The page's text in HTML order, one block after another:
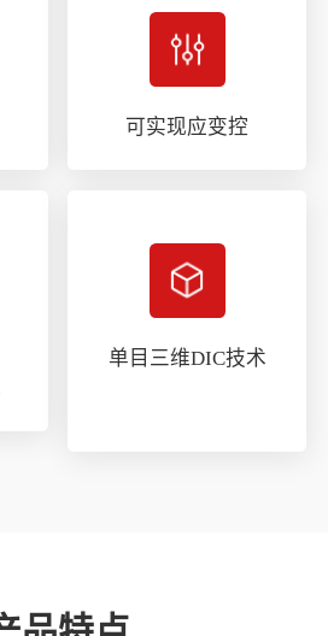
可实现应变控
单目三维DIC技术